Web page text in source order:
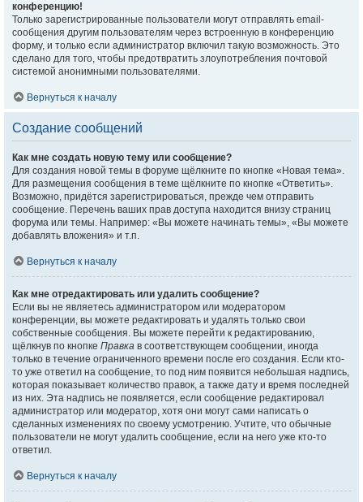
конференцию!
Только зарегистрированные пользователи могут отправлять email-
сообщения другим пользователям через встроенную в конференцию
форму, и только если администратор включил такую возможность. Это
сделано для того, чтобы предотвратить злоупотребления почтовой
системой анонимными пользователями.
Вернуться к началу
Создание сообщений
Как мне создать новую тему или сообщение?
Для создания новой темы в форуме щёлкните по кнопке «Новая тема».
Для размещения сообщения в теме щёлкните по кнопке «Ответить».
Возможно, придётся зарегистрироваться, прежде чем отправить
сообщение. Перечень ваших прав доступа находится внизу страниц
форума или темы. Например: «Вы можете начинать темы», «Вы можете
добавлять вложения» и т.п.
Вернуться к началу
Как мне отредактировать или удалить сообщение?
Если вы не являетесь администратором или модератором
конференции, вы можете редактировать и удалять только свои
собственные сообщения. Вы можете перейти к редактированию,
щёлкнув по кнопке Правка в соответствующем сообщении, иногда
только в течение ограниченного времени после его создания. Если кто-
то уже ответил на сообщение, то под ним появится небольшая надпись,
которая показывает количество правок, а также дату и время последней
из них. Эта надпись не появляется, если сообщение редактировал
администратор или модератор, хотя они могут сами написать о
сделанных изменениях по своему усмотрению. Учтите, что обычные
пользователи не могут удалить сообщение, если на него уже кто-то
ответил.
Вернуться к началу